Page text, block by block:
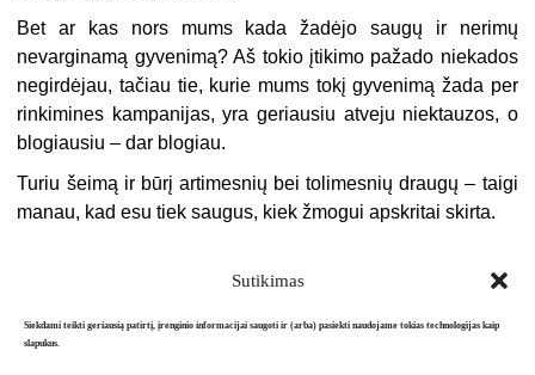
Sutikimas
Siekdami teikti geriausią patirtį, įrenginio informacijai saugoti ir (arba) pasiekti naudojame tokias technologijas kaip
slapukus.
Bet ar kas nors mums kada žadėjo saugų ir nerimų
nevarginamą gyvenimą? Aš tokio įtikimo pažado niekados
negirdėjau, tačiau tie, kurie mums tokį gyvenimą žada per
rinkimines kampanijas, yra geriausiu atveju niektauzos, o
blogiausiu – dar blogiau.
Turiu šeimą ir būrį artimesnių bei tolimesnių draugų – taigi
manau, kad esu tiek saugus, kiek žmogui apskritai skirta.